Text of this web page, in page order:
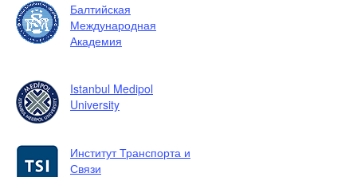
Балтийская
Международная
Академия
Istanbul Medipol
University
Институт Транспорта и
Связи